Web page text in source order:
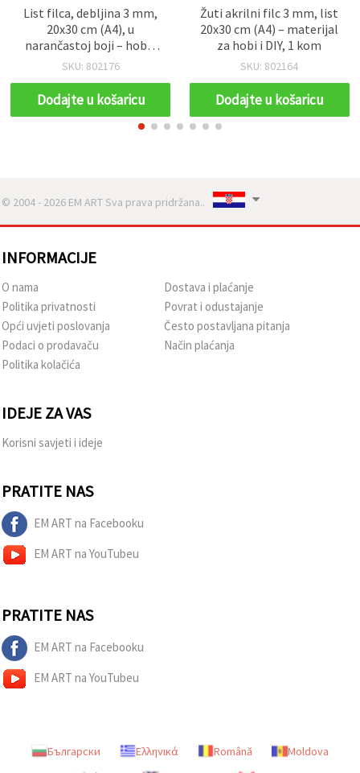
List filca, debljina 3 mm,
20x30 cm (A4), u
narančastoj boji – hobi i
rukotvorine, 1 kom.
SKU: 802176
Dodajte u košaricu
Žuti akrilni filc 3 mm, list
20x30 cm (A4) – materijal
za hobi i DIY, 1 kom
SKU: 802164
Dodajte u košaricu
© 2004 - 2026 EM ART Sva prava pridržana..
INFORMACIJE
O nama
Politika privatnosti
Opći uvjeti poslovanja
Podaci o prodavaču
Politika kolačića
Dostava i plaćanje
Povrat i odustajanje
Često postavljana pitanja
Način plaćanja
IDEJE ZA VAS
Korisni savjeti i ideje
PRATITE NAS
EM ART na Facebooku
EM ART na YouTubeu
PRATITE NAS
EM ART na Facebooku
EM ART na YouTubeu
Български Ελληνικά Română
Moldova